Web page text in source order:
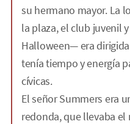
su hermano mayor. La
la plaza, el club juvenil
Halloween— era
tenía tiempo y energía
cívicas.
El señor Summers era
redonda, que llevaba